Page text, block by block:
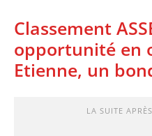
Classement
opportunité en
Etienne, un
LA SUITE